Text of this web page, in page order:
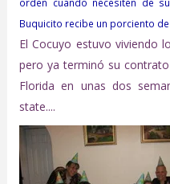
Buquicito recibe un porciento
El Cocuyo estuvo viviendo
pero ya terminó su
Florida en unas dos
state....